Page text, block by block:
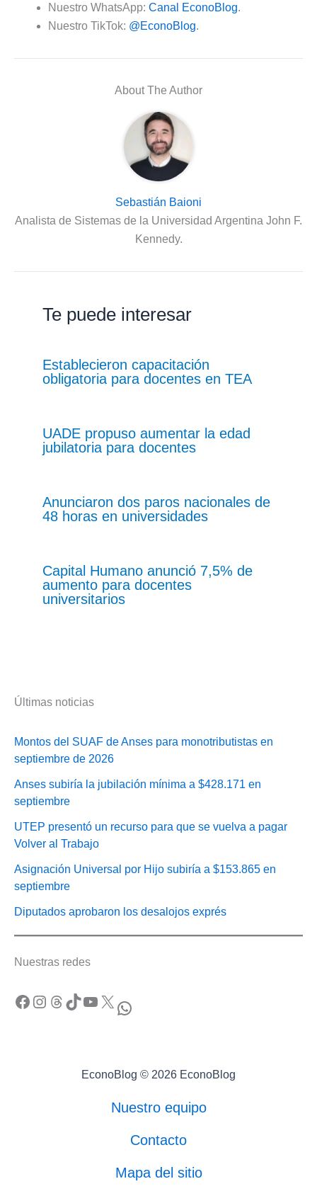
Nuestro WhatsApp: Canal EconoBlog.
Nuestro TikTok: @EconoBlog.
About The Author
Sebastián Baioni
Analista de Sistemas de la Universidad Argentina John F.
Kennedy.
Te puede interesar
Establecieron capacitación
obligatoria para docentes en TEA
UADE propuso aumentar la edad
jubilatoria para docentes
Anunciaron dos paros nacionales de
48 horas en universidades
Capital Humano anunció 7,5% de
aumento para docentes
universitarios
Últimas noticias
Montos del SUAF de Anses para monotributistas en
septiembre de 2026
Anses subiría la jubilación mínima a $428.171 en
septiembre
UTEP presentó un recurso para que se vuelva a pagar
Volver al Trabajo
Asignación Universal por Hijo subiría a $153.865 en
septiembre
Diputados aprobaron los desalojos exprés
Nuestras redes
Facebook Instagram Threads TikTok YouTube X WhatsApp
EconoBlog © 2026 EconoBlog
Nuestro equipo
Contacto
Mapa del sitio